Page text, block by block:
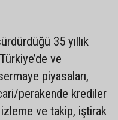
35 yıllık
ve
piyasaları,
perakende krediler
ve takip, iştirak